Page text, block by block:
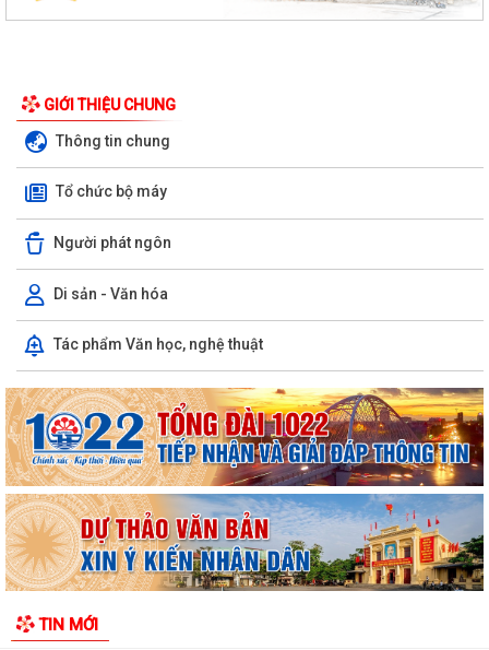
GIỚI THIỆU CHUNG
Thông tin chung
Tổ chức bộ máy
Người phát ngôn
Di sản - Văn hóa
Tác phẩm Văn học, nghệ thuật
TIN MỚI
Phường Ngô Quyền trao tặng sách giáo khoa, đồng phục cho 307 học
sinh có hoàn cảnh khó khăn trước...
Phường Ngô Quyền đẩy mạnh công tác phòng, chống ma túy và nhân
rộng các mô hình an ninh trật tự tại...
THƯ CẢM ƠN – NIỀM TIN CỦA NHÂN DÂN DÀNH CHO CHÍNH QUYỀN
PHƯỜNG NGÔ QUYỀN: PHÁT HUY SỨC MẠNH TỔNG HỢP CỦA CẢ HỆ
THỐNG CHÍNH TRỊ TRONG CÔNG TÁC PHÒNG, CHỐNG...
TRỌNG TÂM QUÝ III/2026 , CHUẨN BỊ NĂM HỌC...